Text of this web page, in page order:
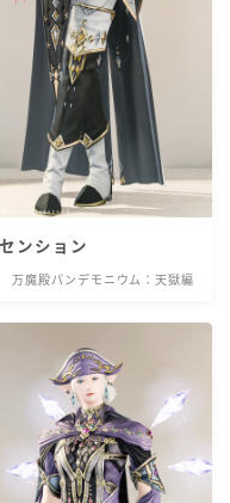
ンション
万魔殿パンデモニウム：天獄編